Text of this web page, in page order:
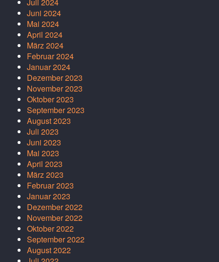
Juli 2024
Juni 2024
Mai 2024
April 2024
März 2024
Februar 2024
Januar 2024
Dezember 2023
November 2023
Oktober 2023
September 2023
August 2023
Juli 2023
Juni 2023
Mai 2023
April 2023
März 2023
Februar 2023
Januar 2023
Dezember 2022
November 2022
Oktober 2022
September 2022
August 2022